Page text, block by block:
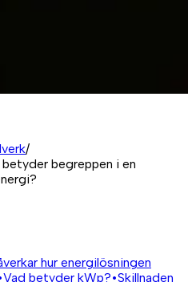
/
begreppen i en
hur energilösningen
Vad betyder kWp?•Skillnaden